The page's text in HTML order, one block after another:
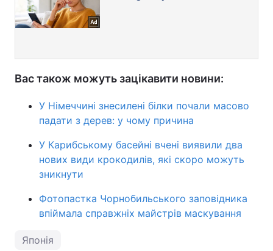
Вас також можуть зацікавити новини:
У Німеччині знесилені білки почали масово
падати з дерев: у чому причина
У Карибському басейні вчені виявили два
нових види крокодилів, які скоро можуть
зникнути
Фотопастка Чорнобильського заповідника
впіймала справжніх майстрів маскування
Японія